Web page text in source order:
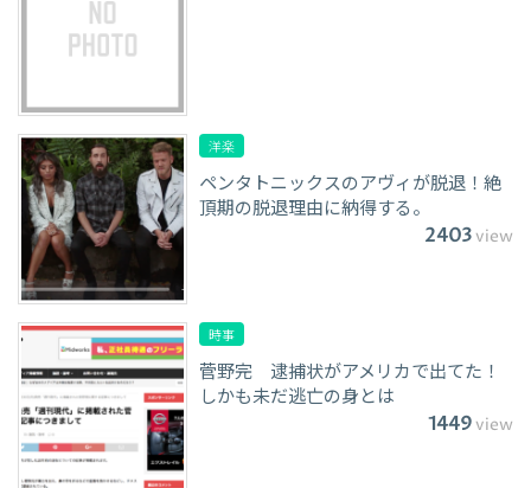
洋楽
ペンタトニックスのアヴィが脱退！絶
頂期の脱退理由に納得する。
2403view
時事
菅野完 逮捕状がアメリカで出てた！
しかも未だ逃亡の身とは
1449view